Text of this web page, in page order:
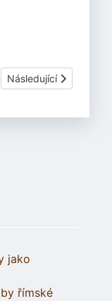
9.10.2004
Další článek:
Následující
jako
římské